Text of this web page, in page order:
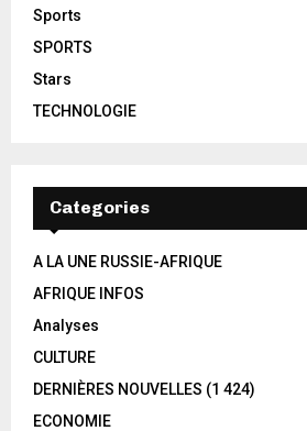
Sports
SPORTS
Stars
TECHNOLOGIE
Categories
A LA UNE RUSSIE-AFRIQUE
AFRIQUE INFOS
Analyses
CULTURE
DERNIÈRES NOUVELLES (1 424)
ECONOMIE